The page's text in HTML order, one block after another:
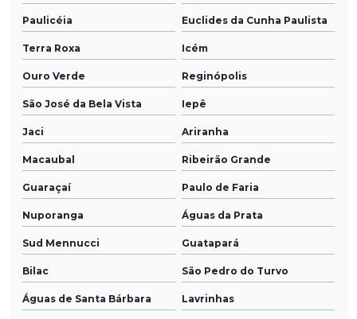
Paulicéia Euclides da Cunha Paulista
Terra Roxa Icém
Ouro Verde Reginópolis
São José da Bela Vista Iepê
Jaci Ariranha
Macaubal Ribeirão Grande
Guaraçaí Paulo de Faria
Nuporanga Águas da Prata
Sud Mennucci Guatapará
Bilac São Pedro do Turvo
Águas de Santa Bárbara Lavrinhas